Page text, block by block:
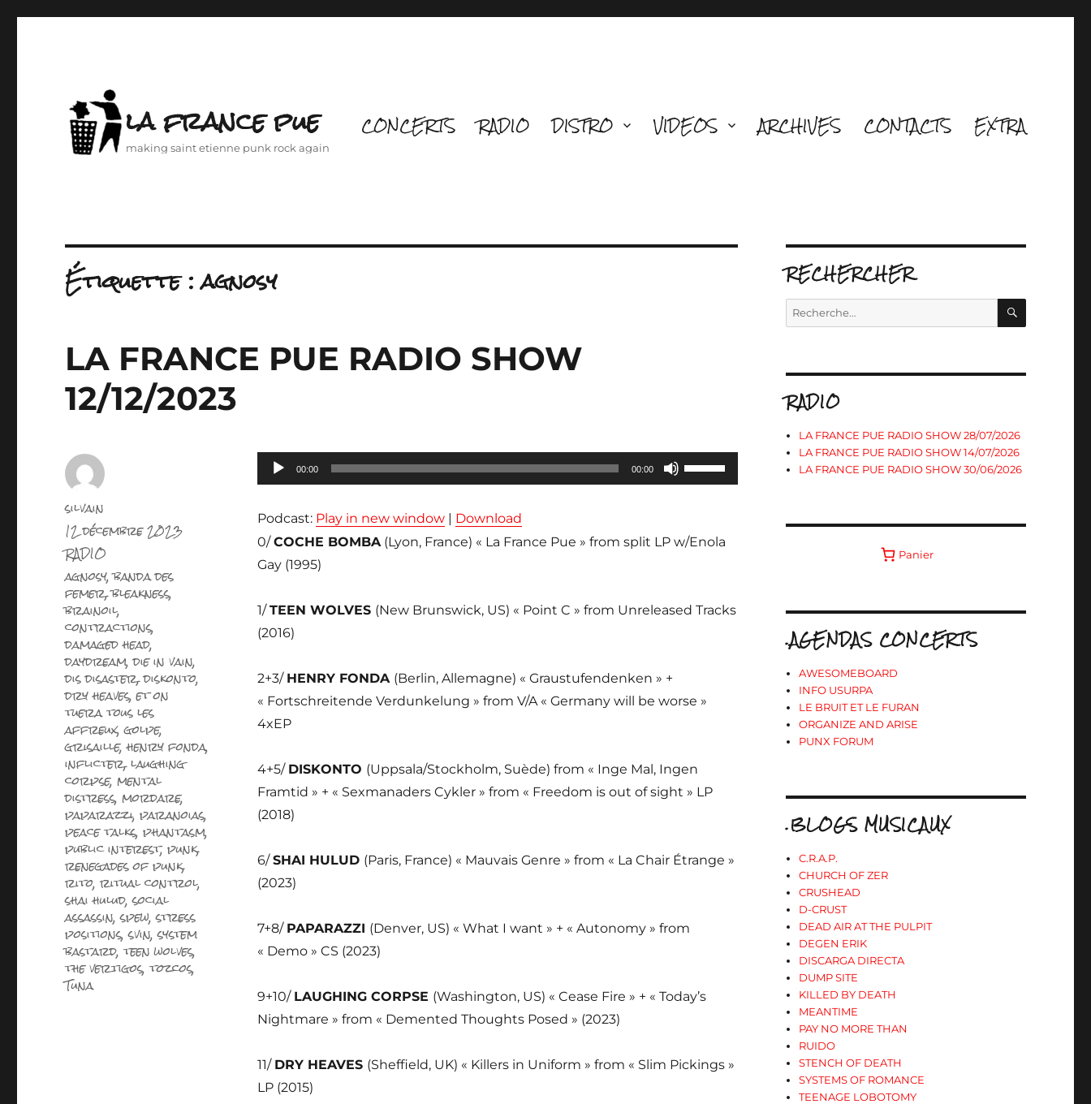
la france pue
making saint etienne punk rock again
CONCERTS RADIO DISTRO VIDEOS ARCHIVES CONTACTS EXTRA
Étiquette :agnosy
LA FRANCE PUE RADIO SHOW
12/12/2023
Lecteur
audio
00:00 00:00
Utilisez
les
Podcast: Play in new window| Download
0/COCHE BOMBA(Lyon, France) « La France Pue » from split LP w/Enola
Gay (1995)
1/TEEN WOLVES (New Brunswick, US) « Point C » from Unreleased Tracks
(2016)
2+3/ HENRY FONDA (Berlin, Allemagne) « Graustufendenken » +
« Fortschreitende Verdunkelung » from V/A « Germany will be worse »
4xEP
4+5/ DISKONTO (Uppsala/Stockholm, Suède) from « Inge Mal, Ingen
Framtid » + « Sexmanaders Cykler » from « Freedom is out of sight » LP
(2018)
6/SHAI HULUD (Paris, France) « Mauvais Genre » from « La Chair Étrange »
(2023)
7+8/ PAPARAZZI (Denver, US) « What I want » + « Autonomy » from
« Demo » CS (2023)
9+10/ LAUGHING CORPSE (Washington, US) « Cease Fire » + « Today’s
Nightmare » from « Demented Thoughts Posed » (2023)
11/ DRY HEAVES (Sheffield, UK) « Killers in Uniform » from « Slim Pickings »
LP (2015)
Auteur
silvain
Publié
le
12 décembre 2023
Catégories
RADIO
Étiquettes
agnosy,banda des
femer,bleakness,
brainoil,
contractions,
damaged head,
daydream,die in vain,
dis disaster,diskonto,
dry heaves,et on
tuera tous les
affreux,golpe,
grisaille,henry fonda,
inflicter,laughing
corpse,mental
distress,mordare,
paparazzi,paranoias,
peace talks,phantasm,
public interest,punk,
renegades of punk,
rito,ritual control,
shai hulud,social
assassin,spew,stress
positions,svin,system
bastard,teen wolves,
the vertigos,tozcos,
Tuna
RECHERCHER
Recherche
RADIO
LA FRANCE PUE RADIO SHOW 28/07/2026
LA FRANCE PUE RADIO SHOW 14/07/2026
LA FRANCE PUE RADIO SHOW 30/06/2026
Panier
.AGENDAS CONCERTS
AWESOMEBOARD
INFO USURPA
LE BRUIT ET LE FURAN
ORGANIZE AND ARISE
PUNX FORUM
.BLOGS MUSICAUX
C.R.A.P.
CHURCH OF ZER
CRUSHEAD
D-CRUST
DEAD AIR AT THE PULPIT
DEGEN ERIK
DISCARGA DIRECTA
DUMP SITE
KILLED BY DEATH
MEANTIME
PAY NO MORE THAN
RUIDO
STENCH OF DEATH
SYSTEMS OF ROMANCE
TEENAGE LOBOTOMY